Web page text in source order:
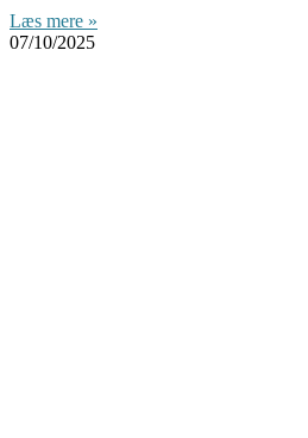
Læs mere »
07/10/2025